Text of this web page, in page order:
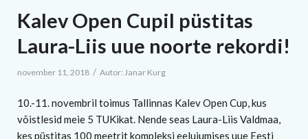
Kalev Open Cupil püstitas
Laura-Liis uue noorte rekordi!
november 11, 2018 / Autor: Janar Kurg
10.-11. novembril toimus Tallinnas Kalev Open Cup, kus
võistlesid meie 5 TUKikat. Nende seas Laura-Liis Valdmaa,
kes püstitas 100 meetrit kompleksi eelujumises uue Eesti